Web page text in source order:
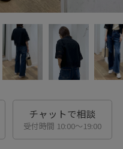
チャットで相談
受付時間 10:00〜19:00